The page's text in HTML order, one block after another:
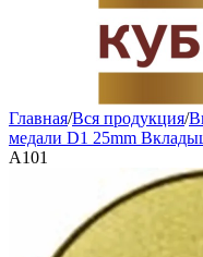
Главная/Вся продукция/
медали D1 25mm
A101